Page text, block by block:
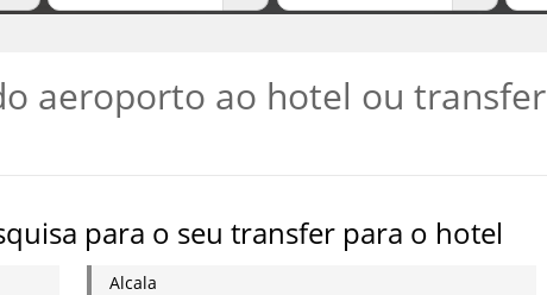
aeroporto ao hotel ou transfer
para o seu transfer para o hotel
Alcala